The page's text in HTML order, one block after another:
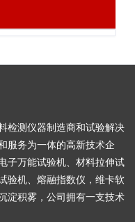
检测仪器制造商和试验解决
服务为一体的高新技术企
子万能试验机、材料拉伸试
验机、熔融指数仪，维卡软
淀积雾，公司拥有一支技术